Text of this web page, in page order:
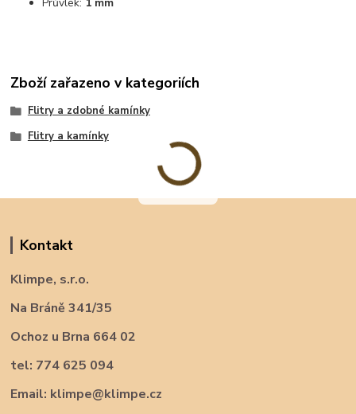
Zboží zařazeno v kategoriích
Flitry a zdobné kamínky
Flitry a kamínky
Kontakt
Klimpe, s.r.o.
Na Bráně 341/35
Ochoz u Brna 664 02
tel: 774 625 094
Email: klimpe@klimpe.cz